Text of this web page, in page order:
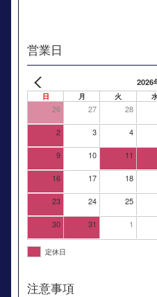
営業日
2026
日 月 火
26 27 28
2 3 4
9 10 11
16 17 18
23 24 25
30 31 1
定休日
注意事項